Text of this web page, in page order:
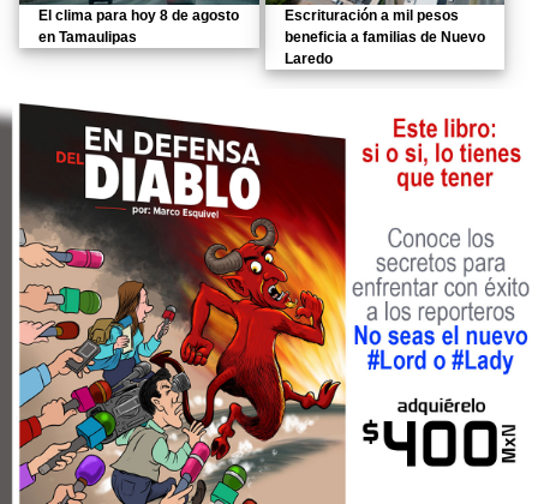
El clima para hoy 8 de agosto
en Tamaulipas
Escrituración a mil pesos
beneficia a familias de Nuevo
Laredo